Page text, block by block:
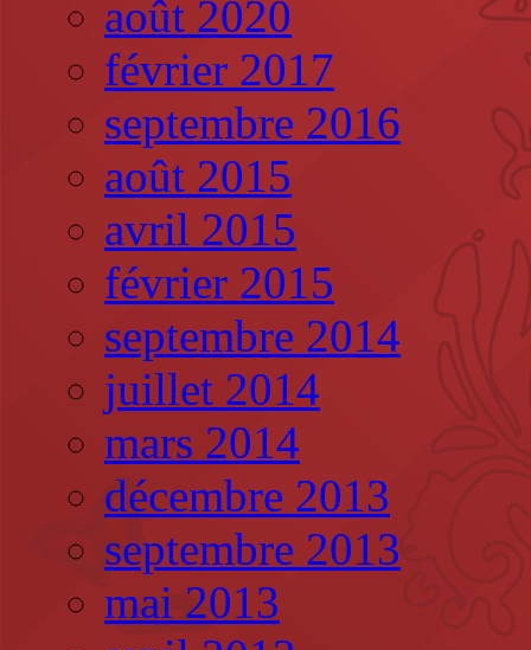
août 2020
février 2017
septembre 2016
août 2015
avril 2015
février 2015
septembre 2014
juillet 2014
mars 2014
décembre 2013
septembre 2013
mai 2013